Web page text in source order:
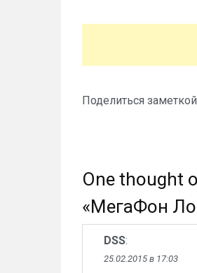
Поделиться
One thought
«МегаФон
DSS:
25.02.2015 в 17:03